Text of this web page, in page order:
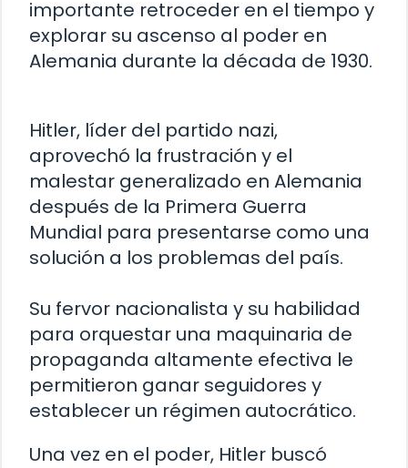
importante retroceder en el tiempo y
explorar su ascenso al poder en
Alemania durante la década de 1930.
Hitler, líder del partido nazi,
aprovechó la frustración y el
malestar generalizado en Alemania
después de la Primera Guerra
Mundial para presentarse como una
solución a los problemas del país.
Su fervor nacionalista y su habilidad
para orquestar una maquinaria de
propaganda altamente efectiva le
permitieron ganar seguidores y
establecer un régimen autocrático.
Una vez en el poder, Hitler buscó